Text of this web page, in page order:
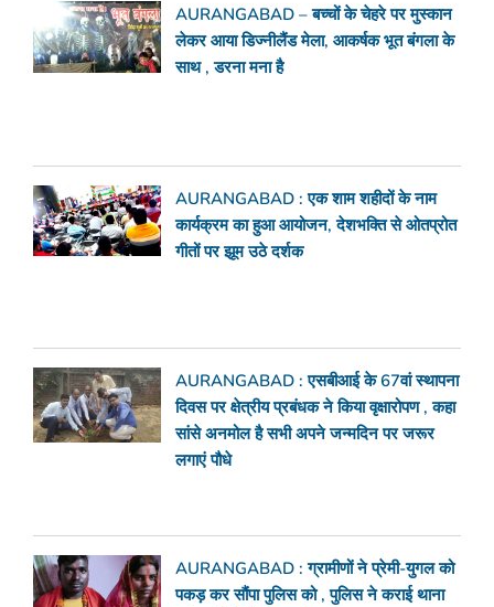
AURANGABAD – बच्चों के चेहरे पर मुस्कान
लेकर आया डिज्नीलैंड मेला, आकर्षक भूत बंगला के
साथ , डरना मना है
AURANGABAD : एक शाम शहीदों के नाम
कार्यक्रम का हुआ आयोजन, देशभक्ति से ओतप्रोत
गीतों पर झूम उठे दर्शक
AURANGABAD : एसबीआई के 67वां स्थापना
दिवस पर क्षेत्रीय प्रबंधक ने किया वृक्षारोपण , कहा
सांसे अनमोल है सभी अपने जन्मदिन पर जरूर
लगाएं पौधे
AURANGABAD : ग्रामीणों ने प्रेमी-युगल को
पकड़ कर सौंपा पुलिस को , पुलिस ने कराई थाना